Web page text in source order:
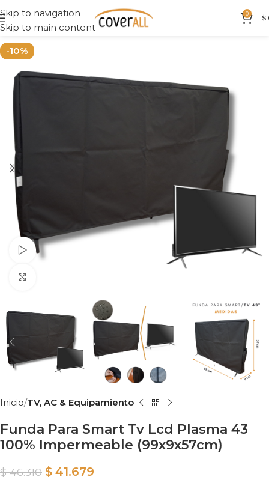
Skip to navigation
Skip to main content
0 $
-10%
Ver vídeo
Inicio TV, AC & Equipamiento
Funda Para Smart Tv Lcd Plasma 43
100% Impermeable (99x9x57cm)
$46.310 $ 41.679